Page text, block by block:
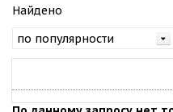
Найдено